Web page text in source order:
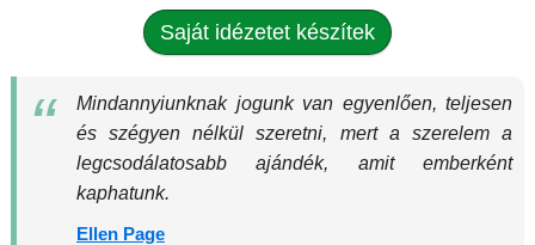
Saját idézetet készítek
Mindannyiunknak jogunk van egyenlően, teljesen
és szégyen nélkül szeretni, mert a szerelem a
legcsodálatosabb ajándék, amit emberként
kaphatunk.
Ellen Page